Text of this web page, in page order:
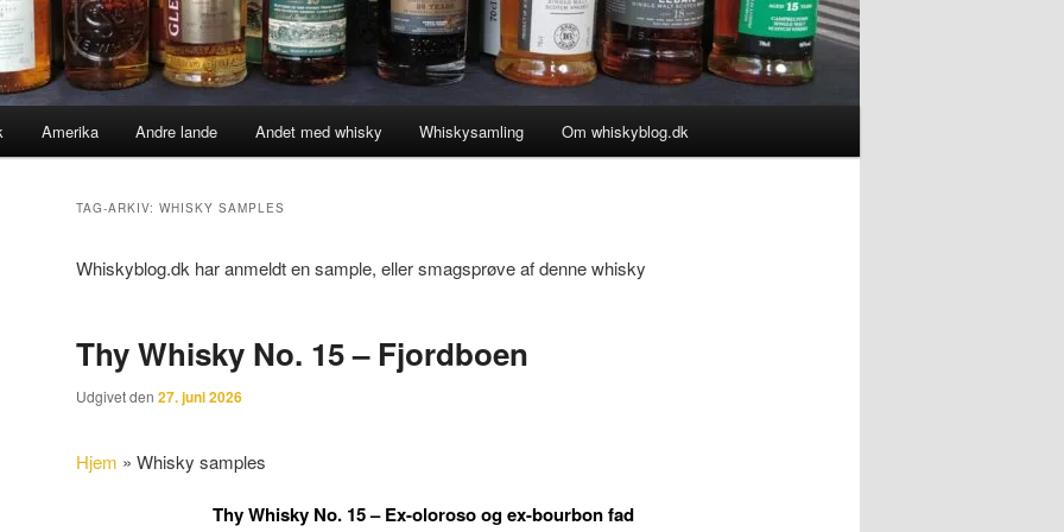
Amerika Andre lande Andet med whisky Whiskysamling Om whiskyblog.dk
TAG-ARKIV: WHISKY SAMPLES
Whiskyblog.dk har anmeldt en sample, eller smagsprøve af denne whisky
Thy Whisky No. 15 – Fjordboen
Udgivet den 27. juni 2026
Hjem » Whisky samples
Thy Whisky No. 15 – Ex-oloroso og ex-bourbon fad